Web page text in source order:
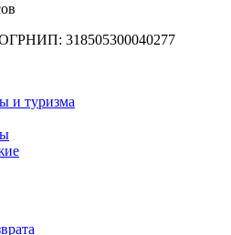
318505300040277
и туризма